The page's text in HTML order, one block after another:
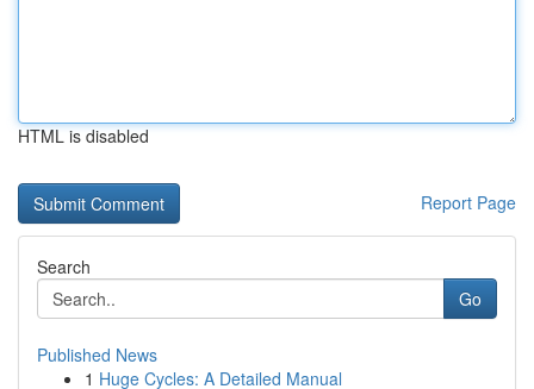
HTML is disabled
Report Page
Search
Go
Published News
1 Huge Cycles: A Detailed Manual